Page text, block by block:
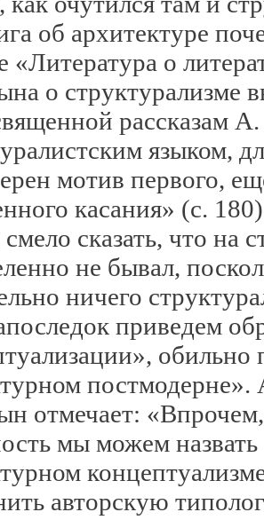
об архитектуре
«Литература о
о структурализме
рассказам
языком,
мотив первого,
касания» (с.
сказать, что на
не бывал,
ничего
приведем
обильно
отмечает:
мы можем
авторскую